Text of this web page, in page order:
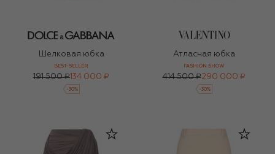
Шелковая юбка
BEST-SELLER
191 500 ₽ 134 000 ₽
-30%
Атласная юбка
FASHION SHOW
414 500 ₽290 000 ₽
-30%